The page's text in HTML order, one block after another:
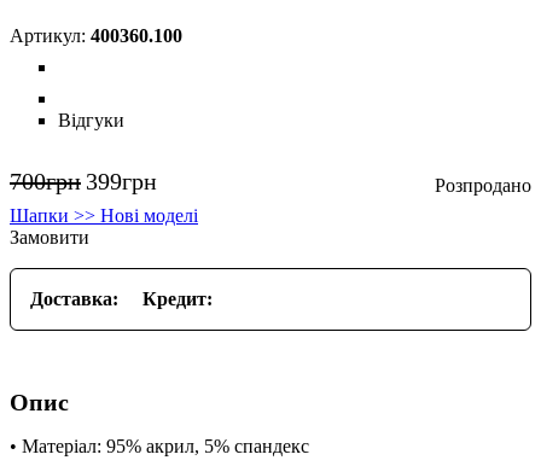
400360.100
Відгуки
700грн 399грн
Шапки >> Нові моделі
Замовити
Доставка: Кредит:
Опис
• Матеріал: 95% акрил, 5% спандекс